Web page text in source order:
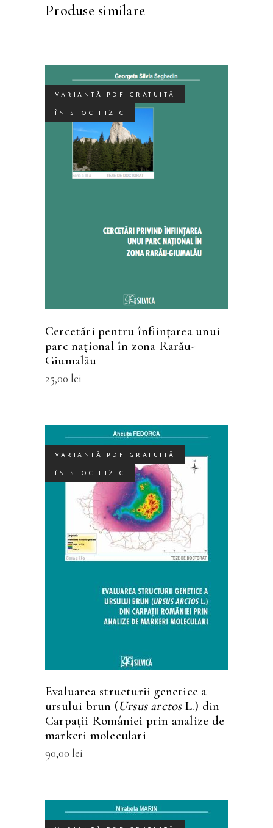
Produse similare
VARIANTĂ PDF GRATUITĂ
ÎN STOC FIZIC
pot
Cercetări pentru înfiinţarea unui
parc naţional în zona Rarău-
Giumalău
25,00 lei
VARIANTĂ PDF GRATUITĂ
ÎN STOC FIZIC
SELECTEAZĂ OPȚIUNILE Acest
produs
mai
multe
pot
alese
în
Evaluarea structurii genetice a
ursului brun (Ursus arctosL.) din
Carpaţii României prin analize de
markeri moleculari
90,00 lei